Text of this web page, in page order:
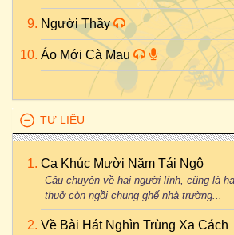
Người Thầy
Áo Mới Cà Mau
TƯ LIỆU
Ca Khúc Mười Năm Tái Ngộ
Câu chuyện về hai người lính, cũng là
thuở còn ngồi chung ghế nhà trường...
Về Bài Hát Nghìn Trùng Xa Cách